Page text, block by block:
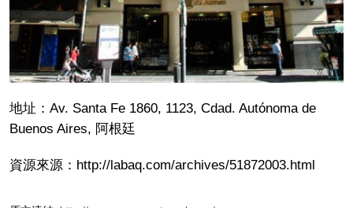
地址：Av. Santa Fe 1860, 1123, Cdad. Autónoma de
Buenos Aires, 阿根廷
資源來源：http://labaq.com/archives/51872003.html